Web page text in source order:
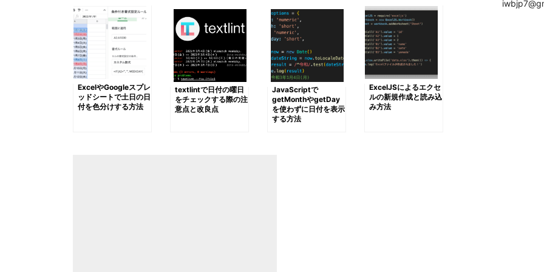
ExcelやGoogleスプレ
ッドシートで土日の日
付を色分けする方法
textlintで日付の曜日
をチェックする際の注
意点と改良点
JavaScriptで
getMonthやgetDay
を使わずに日付を表示
する方法
ExcelJSによるエクセ
ルの新規作成と読み込
み方法